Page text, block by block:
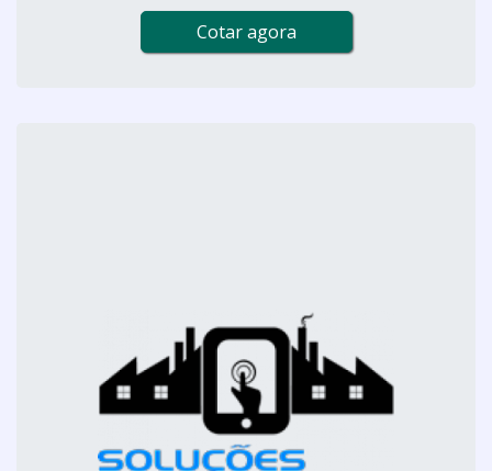
Cotar agora